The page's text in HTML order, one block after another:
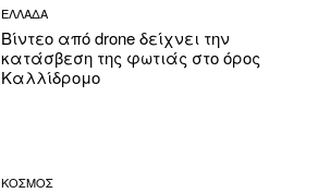
ΕΛΛΑΔΑ
Βίντεο από drone δείχνει την
κατάσβεση της φωτιάς στο όρος
Καλλίδρομο
ΚΟΣΜΟΣ